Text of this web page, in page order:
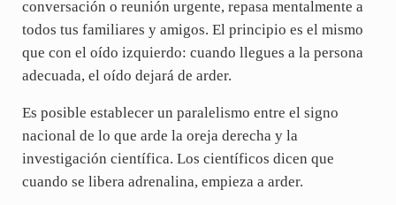
conversación o reunión urgente, repasa mentalmente a
todos tus familiares y amigos. El principio es el mismo
que con el oído izquierdo: cuando llegues a la persona
adecuada, el oído dejará de arder.
Es posible establecer un paralelismo entre el signo
nacional de lo que arde la oreja derecha y la
investigación científica. Los científicos dicen que
cuando se libera adrenalina, empieza a arder.